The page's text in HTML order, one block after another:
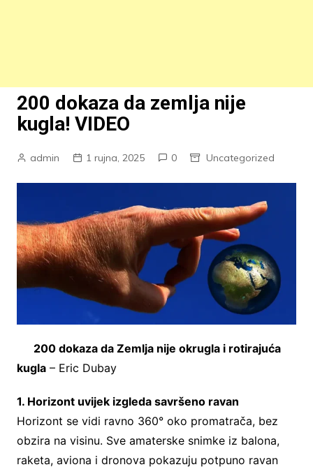
200 dokaza da zemlja nije
kugla! VIDEO
admin 1 rujna, 2025 0 Uncategorized
200 dokaza da Zemlja nije okrugla i rotirajuća
kugla– Eric Dubay
1. Horizont uvijek izgleda savršeno ravan
Horizont se vidi ravno 360° oko promatrača, bez
obzira na visinu. Sve amaterske snimke iz balona,
raketa, aviona i dronova pokazuju potpuno ravan